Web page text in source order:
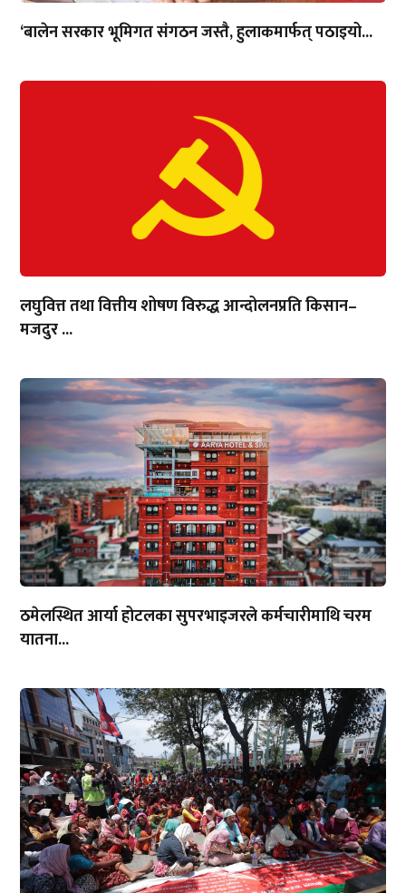
‘बालेन सरकार भूमिगत संगठन जस्तै, हुलाकमार्फत् पठाइयो...
लघुवित्त तथा वित्तीय शोषण विरुद्ध आन्दोलनप्रति किसान–
मजदुर ...
ठमेलस्थित आर्या होटलका सुपरभाइजरले कर्मचारीमाथि चरम
यातना...